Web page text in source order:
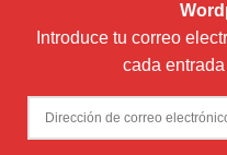
Introduce tu correo
cada
Dirección
de